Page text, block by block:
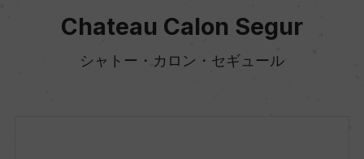
Chateau Calon Segur
シャトー・カロン・セギュール